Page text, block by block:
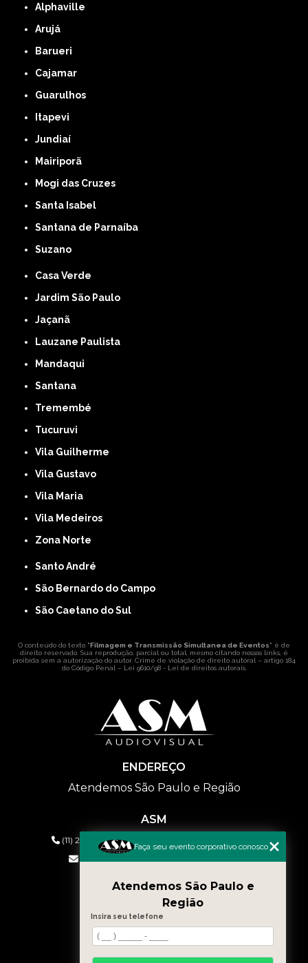
Alphaville
Arujá
Barueri
Cajamar
Guarulhos
Itapevi
Jundiaí
Mairiporã
Mogi das Cruzes
Santa Isabel
Santana de Parnaíba
Suzano
Casa Verde
Jardim São Paulo
Jaçanã
Lauzane Paulista
Mandaqui
Santana
Tremembé
Tucuruvi
Vila Guilherme
Vila Gustavo
Vila Maria
Vila Medeiros
Zona Norte
Santo André
São Bernardo do Campo
São Caetano do Sul
O conteúdo do texto "Filmagem e Transmissão Simultanea de Eventos" é de
direito reservado. Sua reprodução, parcial ou total, mesmo citando nossos links, é
proibida sem a autorização do autor. Crime de violação de direito autoral – artigo 184
do Código Penal – Lei 9610/98 - Lei de direitos autorais.
ENDEREÇO
Atendemos São Paulo e Região
ASM
(11) 2626-2019 (11) 99577-9954
eventos@asmaudiovisual.com.br
MENU
HOME
QUEM SOMOS
SERVIÇOS
CONTATO
Faça seu evento corporativo conosco
Atendemos São Paulo e
Região
Insira seu telefone